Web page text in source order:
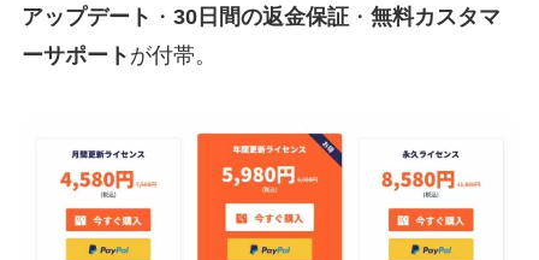
アップデート ・ 30日間の返金保証・ 無料カスタマ
ーサポート が付帯。